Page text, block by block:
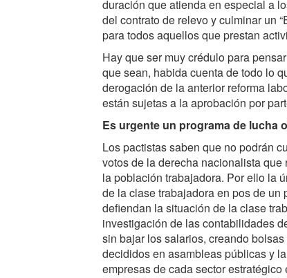
duración que atienda en especial a
del contrato de relevo y culminar un
para todos aquellos que prestan
Hay que ser muy crédulo para
que sean, habida cuenta de todo lo
derogación de la anterior reforma
están sujetas a la aprobación por
Es urgente un programa de lucha
Los pactistas saben que no podrán
votos de la derecha nacionalista
la población trabajadora. Por ello la
de la clase trabajadora en pos de
defiendan la situación de la clase
investigación de las contabilidades
sin bajar los salarios, creando
decididos en asambleas públicas y
empresas de cada sector